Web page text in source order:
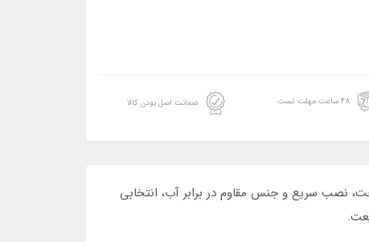
48 ساعت مهلت تست ضمانت اصل بودن کالا
راحت، نصب سریع و جنس مقاوم در برابر آب، انتخابی